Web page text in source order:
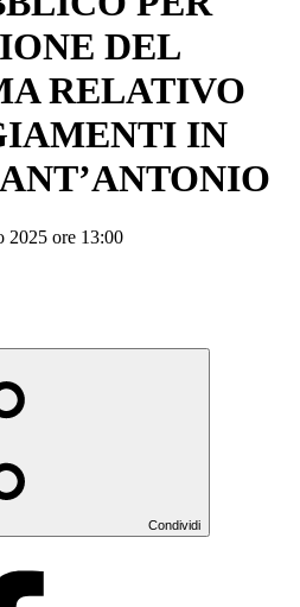
DEL
RELATIVO
IN
2025 ore 13:00
Condividi